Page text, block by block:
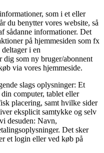
som i et eller
du benytter vores website, så
sådanne informationer. Det
på hjemmesiden som fx
i en
dig som ny bruger/abonnent
via vores hjemmeside.
slags oplysninger: Et
computer, tablet eller
placering, samt hvilke sider
eksplicit samtykke og selv
desuden: Navn,
Det sker
et login eller ved køb på